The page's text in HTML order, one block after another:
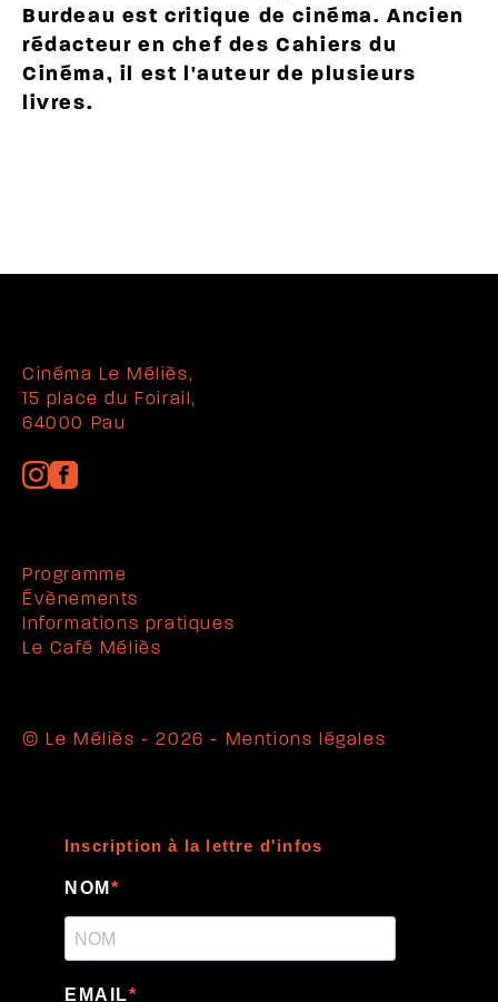
Burdeau est critique de cinéma. Ancien
rédacteur en chef des Cahiers du
Cinéma, il est l'auteur de plusieurs
livres.
Cinéma Le Méliès,
15 place du Foirail,
64000 Pau
Programme
Évènements
Informations pratiques
Le Café Méliès
© Le Méliès - 2026 - Mentions légales
Inscription à la lettre d'infos
NOM
EMAIL